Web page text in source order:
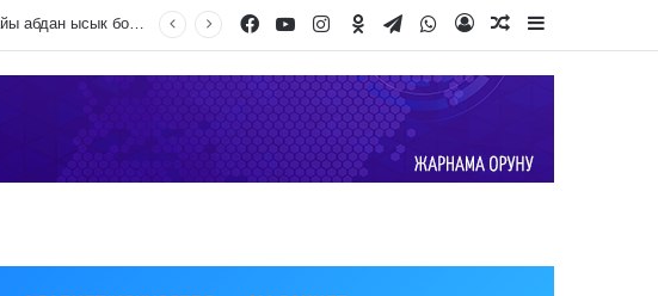
Facebook
YouTubeInstagram
Odnoklassniki
TelegramWhatsApp
Log InRandom Article
Sidebar